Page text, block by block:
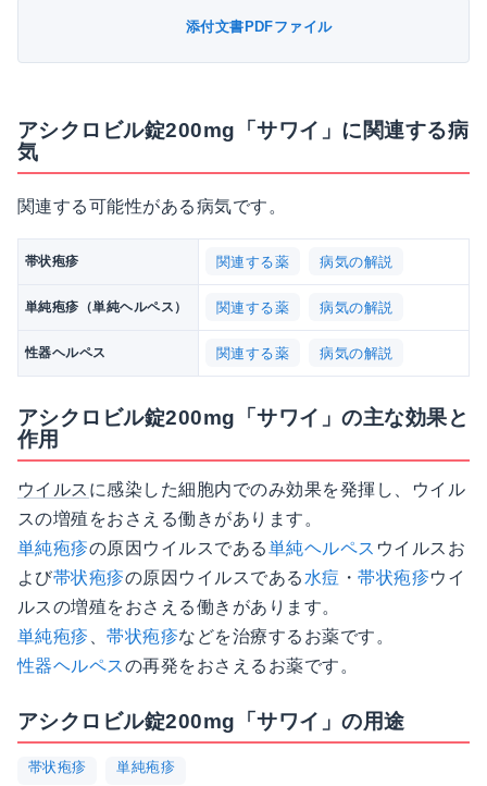
添付文書PDFファイル
アシクロビル錠200mg「サワイ」に関連する病
気
関連する可能性がある病気です。
帯状疱疹 関連する薬 病気の解説
単純疱疹（単純ヘルペス） 関連する薬 病気の解説
性器ヘルペス 関連する薬 病気の解説
アシクロビル錠200mg「サワイ」の主な効果と
作用
ウイルス に感染した細胞内でのみ効果を発揮し、ウイル
スの増殖をおさえる働きがあります。
単純疱疹の原因ウイルスである単純ヘルペス ウイルスお
よび帯状疱疹の原因ウイルスである水痘 ・帯状疱疹ウイ
ルスの増殖をおさえる働きがあります。
単純疱疹 、帯状疱疹などを治療するお薬です。
性器ヘルペスの再発をおさえるお薬です。
アシクロビル錠200mg「サワイ」の用途
帯状疱疹 単純疱疹